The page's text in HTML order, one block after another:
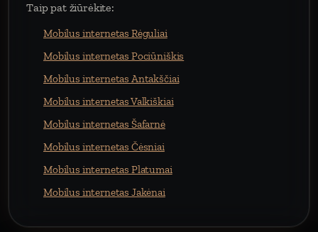
Taip pat žiūrėkite:
Mobilus internetas Rėguliai
Mobilus internetas Pociūniškis
Mobilus internetas Antakščiai
Mobilus internetas Valkiškiai
Mobilus internetas Šafarnė
Mobilus internetas Čėsniai
Mobilus internetas Platumai
Mobilus internetas Jakėnai